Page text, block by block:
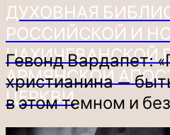
ДУХОВНАЯ
РОССИЙСКОЙ И
НАХИЧЕВАНСКОЙ
АРМЯНСКОЙ
ЦЕРКВИ
Гевонд
Вардапет:
«Предназначение
христианина
—
быть
Гевонд Вардапет:
христианина —
в этом темном и